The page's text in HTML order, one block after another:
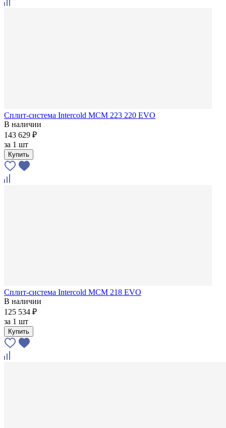
Сплит-система Intercold MCM 223 220 EVO
В наличии
143 629 ₽
за 1 шт
Купить
Сплит-система Intercold MCM 218 EVO
В наличии
125 534 ₽
за 1 шт
Купить